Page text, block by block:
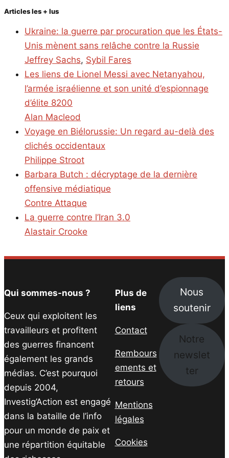
Articles les + lus
Ukraine: la guerre par procuration que les États-
Unis mènent sans relâche contre la Russie
Jeffrey Sachs, Sybil Fares
Les liens de Lionel Messi avec Netanyahou,
l’armée israélienne et son unité d’espionnage
d’élite 8200
Alan Macleod
Voyage en Biélorussie: Un regard au-delà des
clichés occidentaux
Philippe Stroot
Barbara Butch : décryptage de la dernière
offensive médiatique
Contre Attaque
La guerre contre l’Iran 3.0
Alastair Crooke
Qui sommes-nous ?
Ceux qui exploitent les
travailleurs et profitent
des guerres financent
également les grands
médias. C’est pourquoi
depuis 2004,
Investig’Action est engagé
dans la bataille de l’info
pour un monde de paix et
une répartition équitable
Plus de
liens
Contact
Rembours
ements et
retours
Mentions
légales
Cookies
Nous
soutenir
Notre
newslet
ter